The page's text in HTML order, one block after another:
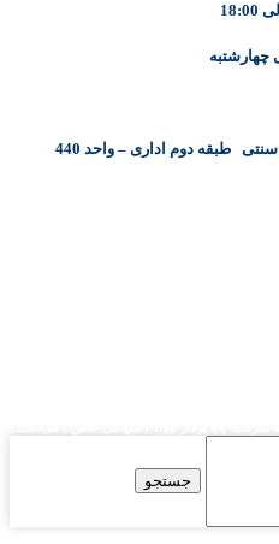
چهارشتبه
طبقه دوم اداری – واحد 440
جستجو